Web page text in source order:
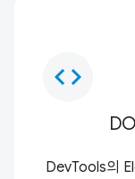
code
DevTools의